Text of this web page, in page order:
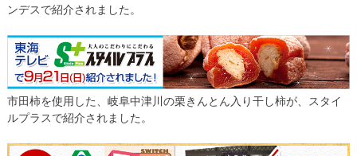
ンデスで紹介されました。
市田柿を使用した、岐阜中津川の栗きんとん入り干し柿が、スタイ
ルプラスで紹介されました。